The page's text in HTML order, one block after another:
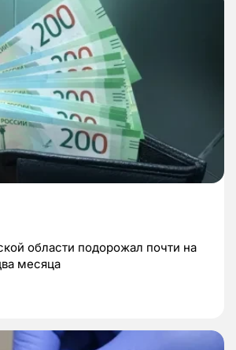
области подорожал почти на
месяца